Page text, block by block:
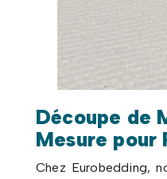
Découpe de
Mesure pour
Chez Eurobedding,